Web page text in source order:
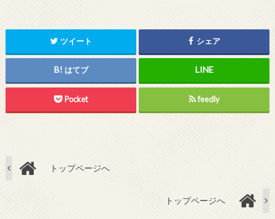
ツイート シェア
はてブ
Pocket feedly
トップページへ
トップページへ